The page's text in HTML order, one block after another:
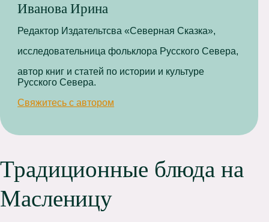
Иванова Ирина
Редактор Издательтсва «Северная Сказка»,
исследовательница фольклора Русского Севера,
автор книг и статей по истории и культуре
Русского Севера.
Свяжитесь с автором
Традиционные блюда на
Масленицу